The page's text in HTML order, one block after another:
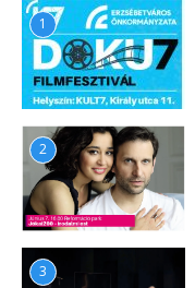
1
2
3